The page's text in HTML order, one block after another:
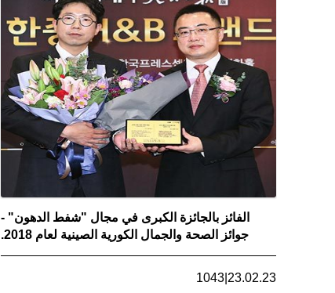
الفائز بالجائزة الكبرى في مجال "شفط الدهون" -
جوائز الصحة والجمال الكورية الصينية لعام 2018.
23.02.23
|
1043